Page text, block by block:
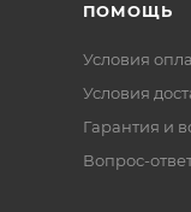
ПОМОЩЬ
Условия
Условия
Гарантия и
Вопрос-